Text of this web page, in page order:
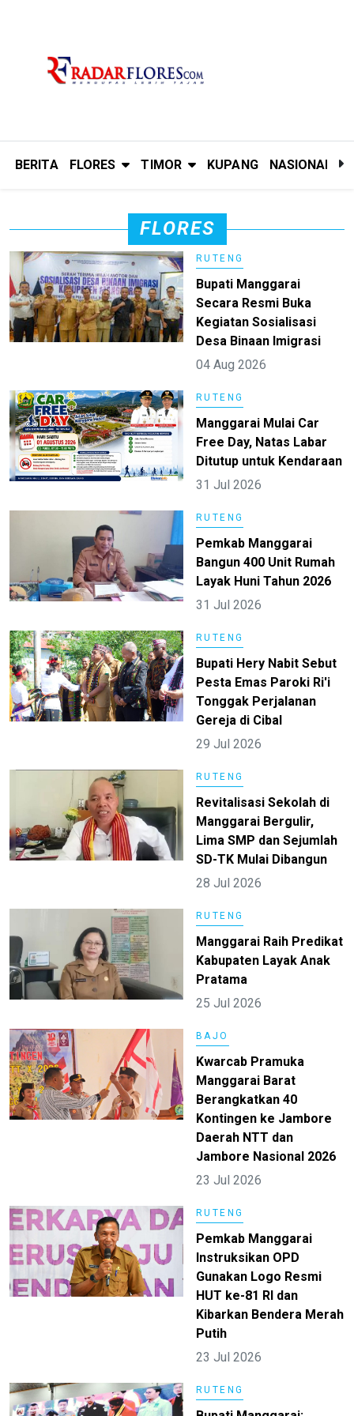
BERITA FLORES TIMOR KUPANG NASIONAL
FLORES
RUTENG
Bupati Manggarai
Secara Resmi Buka
Kegiatan Sosialisasi
Desa Binaan Imigrasi
04 Aug 2026
RUTENG
Manggarai Mulai Car
Free Day, Natas Labar
Ditutup untuk Kendaraan
31 Jul 2026
RUTENG
Pemkab Manggarai
Bangun 400 Unit Rumah
Layak Huni Tahun 2026
31 Jul 2026
RUTENG
Bupati Hery Nabit Sebut
Pesta Emas Paroki Ri'i
Tonggak Perjalanan
Gereja di Cibal
29 Jul 2026
RUTENG
Revitalisasi Sekolah di
Manggarai Bergulir,
Lima SMP dan Sejumlah
SD-TK Mulai Dibangun
28 Jul 2026
RUTENG
Manggarai Raih Predikat
Kabupaten Layak Anak
Pratama
25 Jul 2026
BAJO
Kwarcab Pramuka
Manggarai Barat
Berangkatkan 40
Kontingen ke Jambore
Daerah NTT dan
Jambore Nasional 2026
23 Jul 2026
RUTENG
Pemkab Manggarai
Instruksikan OPD
Gunakan Logo Resmi
HUT ke-81 RI dan
Kibarkan Bendera Merah
Putih
23 Jul 2026
RUTENG